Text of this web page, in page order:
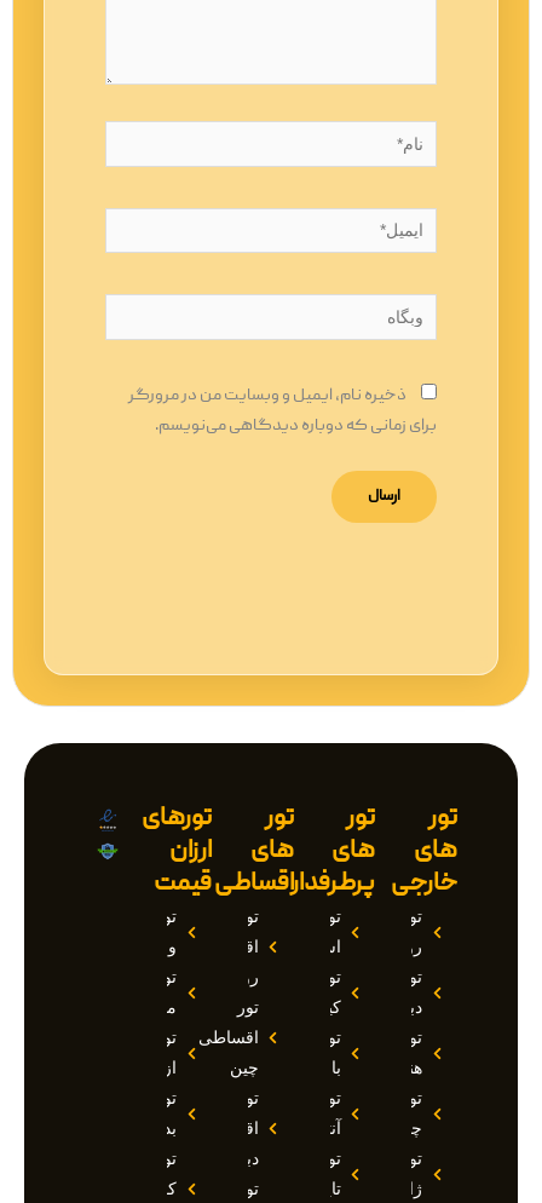
ایمیل*
وبگاه
ذخیره نام، ایمیل و وبسایت من در مرورگر
برای زمانی که دوباره دیدگاهی می‌نویسم.
تور
های
خارجی
تور
روسیه
تور
دبی
تور
هند
تور
چین
تور
ژاپن
تور
های
پرطرفدار
تور
استانبول
تور
کیش
تور
بالی
تور
آنتالیا
تور
تایلند
تور
های
اقساطی
تور
اقساطی
روسیه
تور
اقساطی
چین
تور
اقساطی
دبی
تور
تورهای
ارزان
قیمت
تور
وان
تور
مارماریس
تور
ازمیر
تور
بدروم
تور
کوش